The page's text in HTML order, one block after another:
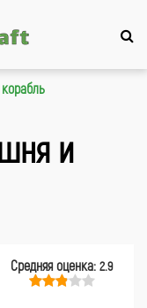
и
Средняя оценка: 2.9